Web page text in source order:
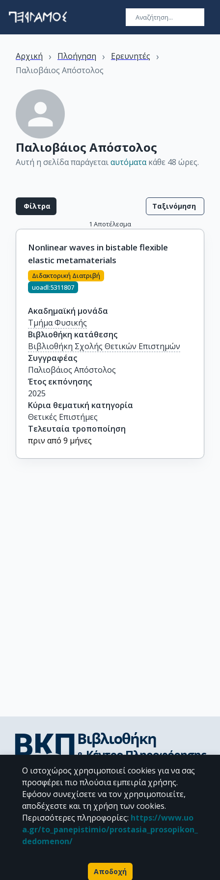
Αρχική › Πλοήγηση › Ερευνητές ›
Παλιοβάιος Απόστολος
Παλιοβάιος Απόστολος
Αυτή η σελίδα παράγεταιαυτόματακάθε 48 ώρες.
Φίλτρα Ταξινόμηση
1 Αποτέλεσμα
Nonlinear waves in bistable flexible
elastic metamaterials
Διδακτορική Διατριβή
uoadl:5311807
Ακαδημαϊκή μονάδα
Τμήμα Φυσικής
Βιβλιοθήκη κατάθεσης
Βιβλιοθήκη Σχολής Θετικών Επιστημών
Συγγραφέας
Παλιοβάιος Απόστολος
Έτος εκπόνησης
2025
Κύρια θεματική κατηγορία
Θετικές Επιστήμες
Τελευταία τροποποίηση
πριν από 9 μήνες
Διεύθυνση Βιβλιοθήκης & Κέντρου Πληροφόρησης
Βιβλιοθήκες Σχολών του ΕΚΠΑ
Υπολογιστικό Κέντρο Βιβλιοθηκών
Επικοινωνία / Helpdesk
Ο ιστοχώρος χρησιμοποιεί cookies για να σας
προσφέρει πιο πλούσια εμπειρία χρήσης.
Εφόσον συνεχίσετε να τον χρησιμοποιείτε,
αποδέχεστε και τη χρήση των cookies.
Περισσότερες πληροφορίες: https://www.uo
a.gr/to_panepistimio/prostasia_prosopikon_
dedomenon/
Αποδοχή